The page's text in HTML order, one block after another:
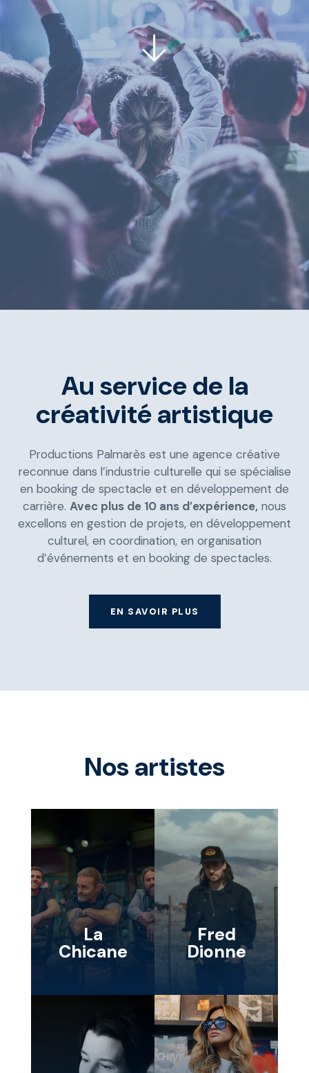
Au service de la
créativité artistique
Productions Palmarès est une agence créative
reconnue dans l’industrie culturelle qui se spécialise
en booking de spectacle et en développement de
carrière. Avec plus de 10 ans d’expérience, nous
excellons en gestion de projets, en développement
culturel, en coordination, en organisation
d’événements et en booking de spectacles.
EN SAVOIR PLUS
Nos artistes
La
Chicane
Fred
Dionne